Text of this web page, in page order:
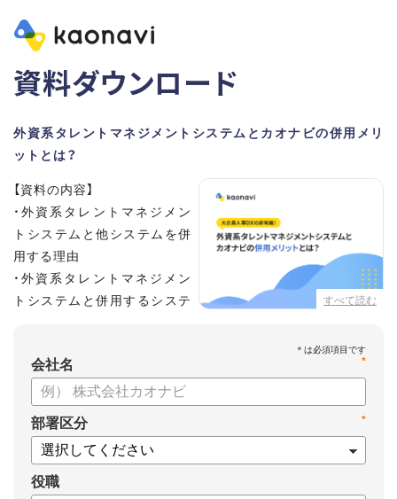
資料ダウンロード
外資系タレントマネジメントシステムとカオナビの併用メリ
ットとは？
すべて読む
【資料の内容】
・外資系タレントマネジメン
トシステムと他システムを併
用する理由
・外資系タレントマネジメン
トシステムと併用するシステ
・お客さまの声
*
会社名
*
部署区分
役職